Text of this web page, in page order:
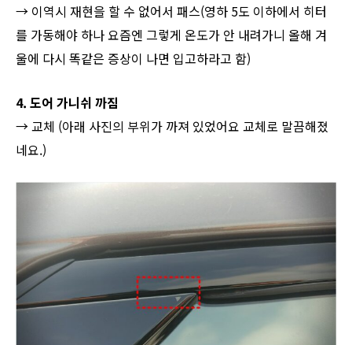
→ 이역시 재현을 할 수 없어서 패스(영하 5도 이하에서 히터
를 가동해야 하나 요즘엔 그렇게 온도가 안 내려가니 올해 겨
울에 다시 똑같은 증상이 나면 입고하라고 함)
4. 도어 가니쉬 까짐
→ 교체 (아래 사진의 부위가 까져 있었어요 교체로 말끔해졌
네요.)